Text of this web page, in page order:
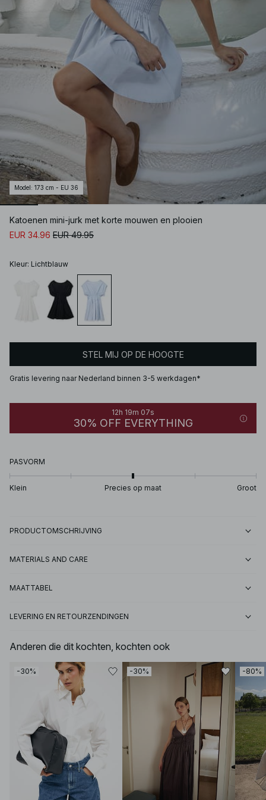
Model : 173 cm - EU 36
Katoenen mini-jurk met korte mouwen en plooien
EUR 34.96 EUR 49.95
Kleur: Lichtblauw
STEL MIJ OP DE HOOGTE
Gratis levering naar Nederland binnen 3-5 werkdagen*
12h 19m 07s
30% OFF EVERYTHING
PASVORM
Klein Precies op maat Groot
PRODUCTOMSCHRIJVING
MATERIALS AND CARE
MAATTABEL
LEVERING EN RETOURZENDINGEN
Anderen die dit kochten, kochten ook
-30% -30% -80%